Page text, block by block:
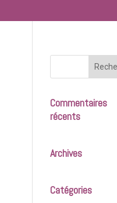
Commentaires
récents
Archives
Catégories